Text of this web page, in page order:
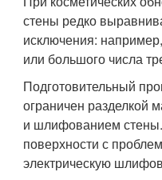
стены редко
исключения:
или большого числа
Подготовительный
ограничен разделкой
и шлифованием
поверхности с
электрическую